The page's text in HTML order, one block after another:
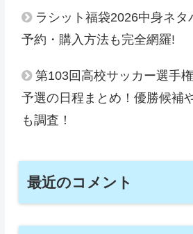
ラシット福袋2026中身ネタ
予約・購入方法も完全網羅!
第103回高校サッカー選手
予選の日程まとめ！優勝候補
も調査！
最近のコメント